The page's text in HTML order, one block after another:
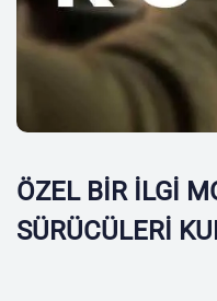
ÖZEL BİR İLGİ
SÜRÜCÜLERİ